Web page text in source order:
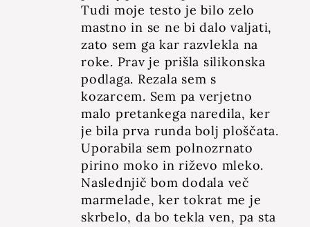
Tudi moje testo je bilo zelo
mastno in se ne bi dalo valjati,
zato sem ga kar razvlekla na
roke. Prav je prišla silikonska
podlaga. Rezala sem s
kozarcem. Sem pa verjetno
malo pretankega naredila, ker
je bila prva runda bolj ploščata.
Uporabila sem polnozrnato
pirino moko in riževo mleko.
Naslednjič bom dodala več
marmelade, ker tokrat me je
skrbelo, da bo tekla ven, pa sta